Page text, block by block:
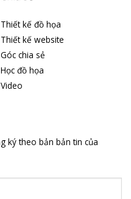
Thiết kế đồ họa
Thiết kế website
Góc chia sẻ
Học đồ họa
Video
ký theo bản bản tin của